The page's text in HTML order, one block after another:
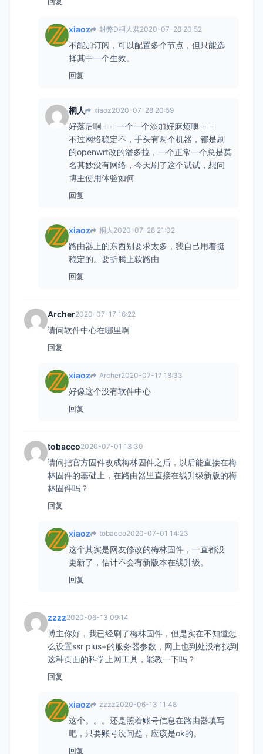
xiaoz 封弊D桐人君2020-07-28 20:52
不能加订阅，可以配置多个节点，但只能选
择其中一个生效。
回复
桐人 xiaoz2020-07-28 20:59
好落后啊= = 一个一个添加好麻烦噢 = =
不过网络稳定不，手头有两个机器，都是刷
的openwrt改的潘多拉，一个正常一个总是莫
名其妙没有网络，今天刷了这个试试，想问
博主使用体验如何
回复
xiaoz 桐人 2020-07-28 21:02
路由器上的东西别要求太多，我自己用着挺
稳定的。要折腾上软路由
回复
Archer2020-07-17 16:22
请问软件中心在哪里啊
回复
xiaoz Archer2020-07-17 18:33
好像这个没有软件中心
回复
tobacco2020-07-01 13:30
请问把官方固件改成梅林固件之后，以后能直接在梅
林固件的基础上，在路由器里直接在线升级新版的梅
林固件吗？
回复
xiaoz tobacco2020-07-01 14:23
这个其实是网友修改的梅林固件，一直都没
更新了，估计不会有新版本在线升级。
回复
zzzz2020-06-13 09:14
博主你好，我已经刷了梅林固件，但是实在不知道怎
么设置ssr plus+的服务器参数，网上也到处没有找到
这种页面的科学上网工具，能教一下吗？
回复
xiaoz zzzz2020-06-13 11:48
这个。。。还是照着账号信息在路由器填写
吧，只要账号没问题，应该是ok的。
回复